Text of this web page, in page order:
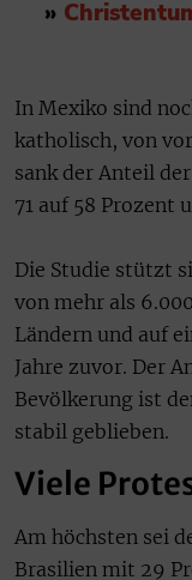
»
In Mexiko sind
katholisch, von
sank der Anteil
71 auf 58 Prozent
Die Studie stützt
von mehr als
Ländern und auf
Jahre zuvor. Der
Bevölkerung ist
stabil geblieben.
Viele
Am höchsten sei
Brasilien mit 29